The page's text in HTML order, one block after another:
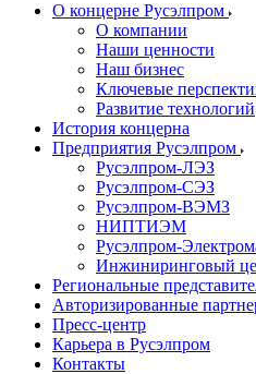
О концерне Русэлпром
О компании
Наши ценности
Наш бизнес
Ключевые
Развитие технологий
История концерна
Предприятия Русэлпром
Русэлпром-ЛЭЗ
Русэлпром-СЭЗ
Русэлпром-ВЭМЗ
НИПТИЭМ
Русэлпром-
Инжиниринговый
Региональные
Авторизированные
Пресс-центр
Карьера в Русэлпром
Контакты